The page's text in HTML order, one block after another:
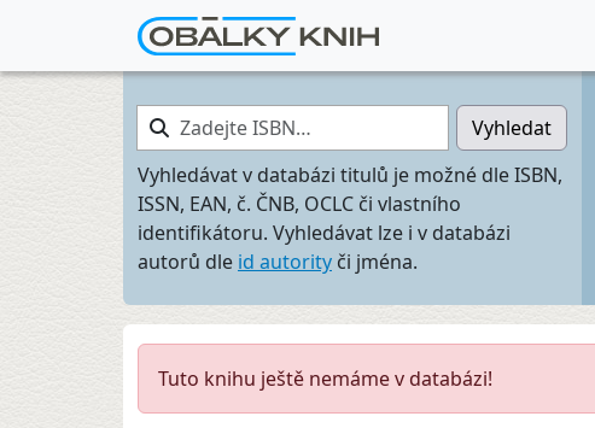
Zadejte ISBN…
Vyhledat
Vyhledávat v databázi titulů je možné dle ISBN,
ISSN, EAN, č. ČNB, OCLC či vlastního
identifikátoru. Vyhledávat lze i v databázi
autorů dle id autority či jména.
Tuto knihu ještě nemáme v databázi!